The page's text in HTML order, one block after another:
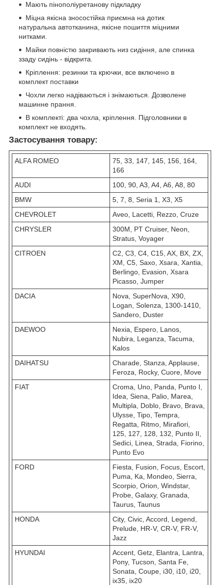
Мають пінополіуретанову підкладку
Міцна якісна зносостійка приємна на дотик
натуральна автотканина, якісне пошиття міцними
нитками.
Майки повністю закривають низ сидіння, але спинка
ззаду сидінь - відкрита.
Кріплення: резинки та крючки, все включено в
комплект поставки
Чохли легко надіваються і знімаються. Дозволене
машинне прання.
В комплекті: два чохла, кріплення. Підголовники в
комплект не входять.
Застосування товару:
ALFA ROMEO
75, 33, 147, 145, 156, 164,
166
AUDI
100, 90, A3, A4, A6, A8, 80
BMW
5, 7, 8, Seria 1, X3, X5
CHEVROLET
Aveo, Lacetti, Rezzo, Cruze
CHRYSLER
300M, PT Cruiser, Neon,
Stratus, Voyager
CITROEN
C2, C3, C4, C15, AX, BX, ZX,
XM, C5, Saxo, Xsara, Xantia,
Berlingo, Evasion, Xsara
Picasso, Jumper
DACIA
Nova, SuperNova, X90,
Logan, Solenza, 1300-1410,
Sandero, Duster
DAEWOO
Nexia, Espero, Lanos,
Nubira, Leganza, Tacuma,
Kalos
DAIHATSU
Charade, Stanza, Applause,
Feroza, Rocky, Cuore, Move
FIAT
Croma, Uno, Panda, Punto I,
Idea, Siena, Palio, Marea,
Multipla, Doblo, Bravo, Brava,
Ulysse, Tipo, Tempra,
Regatta, Ritmo, Mirafiori,
125, 127, 128, 132, Punto II,
Sedici, Linea, Strada, Fiorino,
Punto Evo
FORD
Fiesta, Fusion, Focus, Escort,
Puma, Ka, Mondeo, Sierra,
Scorpio, Orion, Windstar,
Probe, Galaxy, Granada,
Taurus, Taunus
HONDA
City, Civic, Accord, Legend,
Prelude, HR-V, CR-V, FR-V,
Jazz
HYUNDAI
Accent, Getz, Elantra, Lantra,
Pony, Tucson, Santa Fe,
Sonata, Coupe, i30, i10, i20,
ix35, ix20